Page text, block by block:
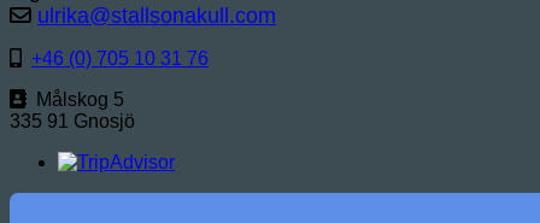
ulrika@stallsonakull.com
+46 (0) 705 10 31 76
Målskog 5
335 91 Gnosjö